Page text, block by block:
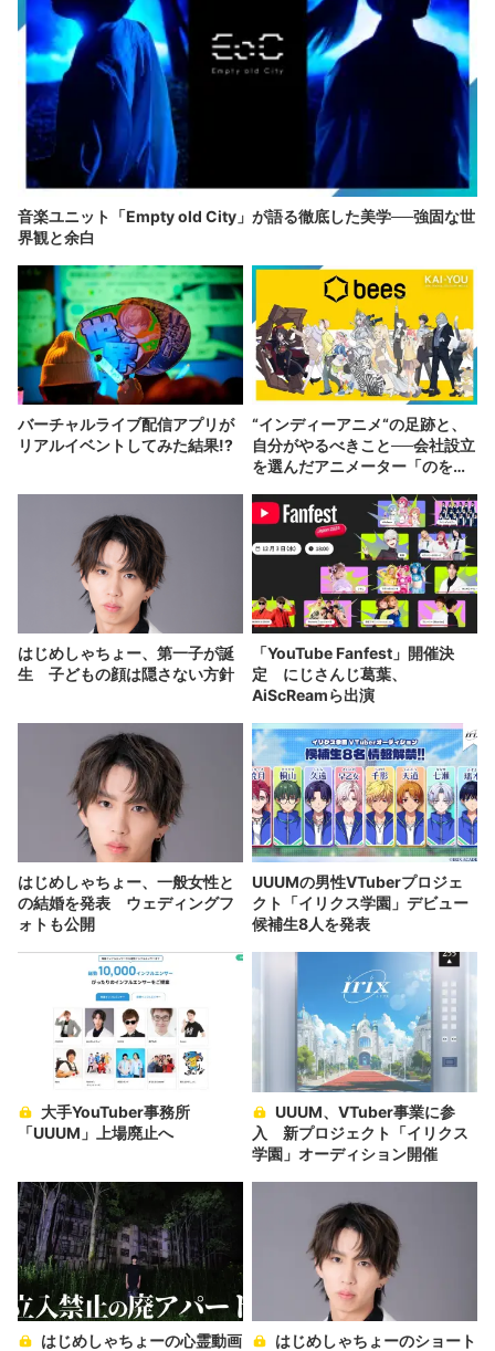
音楽ユニット「Empty old City」が語る徹底した美学──強固な世
界観と余白
バーチャルライブ配信アプリが
リアルイベントしてみた結果!?
“インディーアニメ“の足跡と、
自分がやるべきこと──会社設立
を選んだアニメーター「のを
はじめしゃちょー、第一子が誕
生 子どもの顔は隠さない方針
「YouTube Fanfest」開催決
定 にじさんじ葛葉、
AiScReamら出演
はじめしゃちょー、一般女性と
の結婚を発表 ウェディングフ
ォトも公開
UUUMの男性VTuberプロジェ
クト「イリクス学園」デビュー
候補生8人を発表
「UUUM」上場廃止へ
入 新プロジェクト「イリクス
学園」オーディション開催